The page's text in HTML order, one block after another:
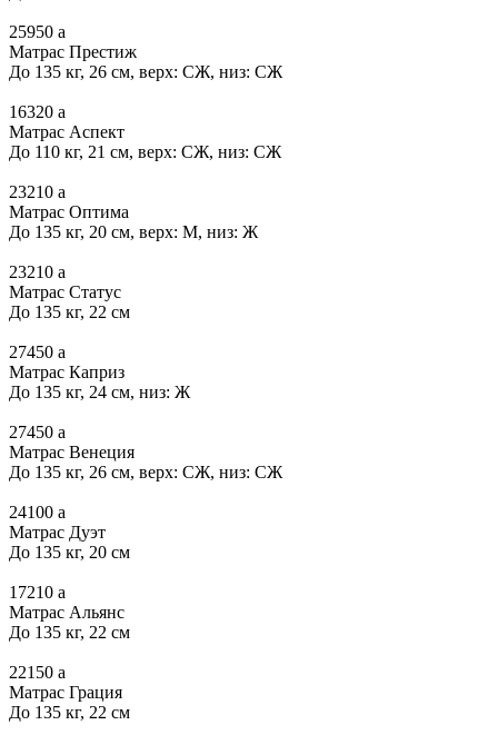
25950 a
Матрас Престиж
До 135 кг, 26 см, верх: СЖ, низ: СЖ
16320 a
Матрас Аспект
До 110 кг, 21 см, верх: СЖ, низ: СЖ
23210 a
Матрас Оптима
До 135 кг, 20 см, верх: М, низ: Ж
23210 a
Матрас Статус
До 135 кг, 22 см
27450 a
Матрас Каприз
До 135 кг, 24 см, низ: Ж
27450 a
Матрас Венеция
До 135 кг, 26 см, верх: СЖ, низ: СЖ
24100 a
Матрас Дуэт
До 135 кг, 20 см
17210 a
Матрас Альянс
До 135 кг, 22 см
22150 a
Матрас Грация
До 135 кг, 22 см